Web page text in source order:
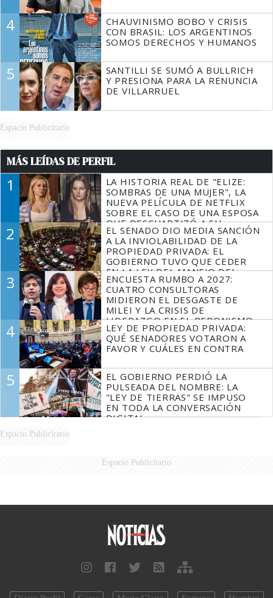
4
CHAUVINISMO BOBO Y CRISIS
CON BRASIL: LOS ARGENTINOS
SOMOS DERECHOS Y HUMANOS
5
SANTILLI SE SUMÓ A BULLRICH
Y PRESIONA PARA LA RENUNCIA
DE VILLARRUEL
Espacio Publicitario
MÁS LEÍDAS DE PERFIL
1
LA HISTORIA REAL DE "ELIZE:
SOMBRAS DE UNA MUJER", LA
NUEVA PELÍCULA DE NETFLIX
SOBRE EL CASO DE UNA ESPOSA
QUE DESCUARTIZÓ A SU
MARIDO
2
EL SENADO DIO MEDIA SANCIÓN
A LA INVIOLABILIDAD DE LA
PROPIEDAD PRIVADA: EL
GOBIERNO TUVO QUE CEDER
EN LA LEY DEL MANEJO DEL
FUEGO
3
ENCUESTA RUMBO A 2027:
CUATRO CONSULTORAS
MIDIERON EL DESGASTE DE
MILEI Y LA CRISIS DE
LIDERAZGO EN EL PERONISMO
4
LEY DE PROPIEDAD PRIVADA:
QUÉ SENADORES VOTARON A
FAVOR Y CUÁLES EN CONTRA
5
EL GOBIERNO PERDIÓ LA
PULSEADA DEL NOMBRE: LA
"LEY DE TIERRAS" SE IMPUSO
EN TODA LA CONVERSACIÓN
DIGITAL
Espacio Publicitario
Espacio Publicitario